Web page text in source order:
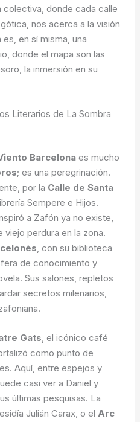
colectiva, donde cada calle
nos acerca a la visión
en sí misma, una
donde el mapa son las
la inmersión en su
Literarios de La Sombra
Barcelona es mucho
; es una peregrinación.
por la Calle de Santa
Sempere e Hijos.
a Zafón ya no existe,
perdura en la zona.
, con su biblioteca
de conocimiento y
Sus salones, repletos
secretos milenarios,
Gats, el icónico café
como punto de
Aquí, entre espejos y
casi ver a Daniel y
últimas pesquisas. La
Julián Carax, o el Arc